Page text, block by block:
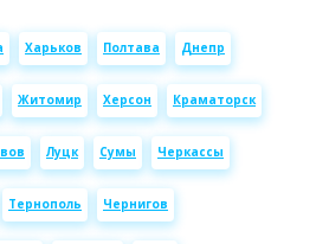
Харьков Полтава Днепр
Житомир Херсон Краматорск
Луцк Сумы Черкассы
Тернополь Чернигов